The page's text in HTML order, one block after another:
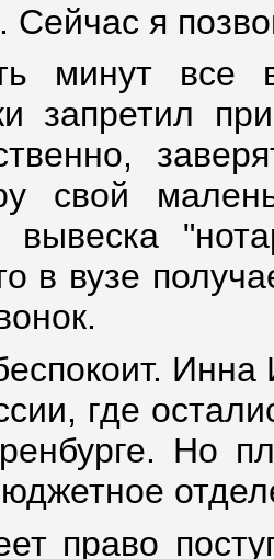
Сейчас я
минут все
запретил
свой
вывеска
в вузе
где
Но
право